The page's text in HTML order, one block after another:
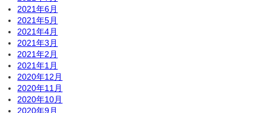
2021年6月
2021年5月
2021年4月
2021年3月
2021年2月
2021年1月
2020年12月
2020年11月
2020年10月
2020年9月